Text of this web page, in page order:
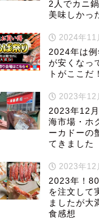
2人でカニ
美味しかっ
2024年11
2024年は例
が安くなっ
トがここだ！
2023年12
2023年12
海市場・ホ
ーカドーの
てきました
2023年12
2023年！
を注文して
ましたが大
食感想